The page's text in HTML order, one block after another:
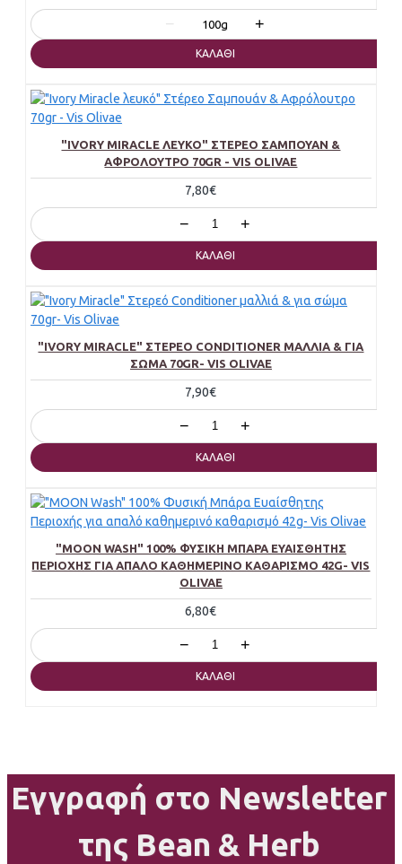
− 100g +
ΚΑΛΆΘΙ
"IVORY MIRACLE ΛΕΥΚΌ" ΣΤΈΡΕΟ ΣΑΜΠΟΥΆΝ &
ΑΦΡΌΛΟΥΤΡΟ 70GR - VIS OLIVAE
7,80€
− +
ΚΑΛΆΘΙ
"IVORY MIRACLE" ΣΤΕΡΕΌ CONDITIONER ΜΑΛΛΙΆ & ΓΙΑ
ΣΏΜΑ 70GR- VIS OLIVAE
7,90€
− +
ΚΑΛΆΘΙ
"MOON WASH" 100% ΦΥΣΙΚΉ ΜΠΆΡΑ ΕΥΑΊΣΘΗΤΗΣ
ΠΕΡΙΟΧΉΣ ΓΙΑ ΑΠΑΛΌ ΚΑΘΗΜΕΡΙΝΌ ΚΑΘΑΡΙΣΜΌ 42G- VIS
OLIVAE
6,80€
− +
ΚΑΛΆΘΙ
Εγγραφή στο Newsletter
της Bean & Herb